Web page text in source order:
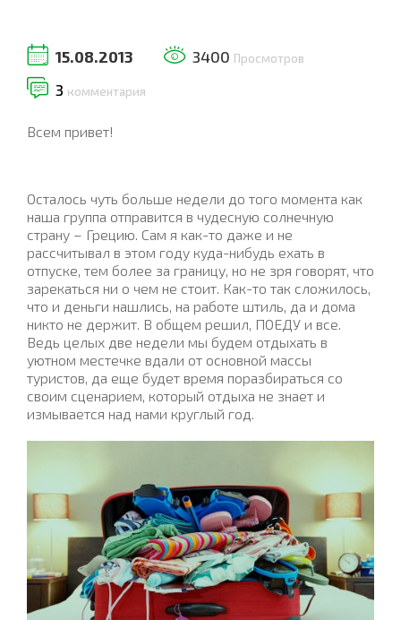
15.08.2013 3400 Просмотров
3 комментария
Всем привет!
Осталось чуть больше недели до того момента как
наша группа отправится в чудесную солнечную
страну – Грецию. Сам я как-то даже и не
рассчитывал в этом году куда-нибудь ехать в
отпуске, тем более за границу, но не зря говорят, что
зарекаться ни о чем не стоит. Как-то так сложилось,
что и деньги нашлись, на работе штиль, да и дома
никто не держит. В общем решил, ПОЕДУ и все.
Ведь целых две недели мы будем отдыхать в
уютном местечке вдали от основной массы
туристов, да еще будет время поразбираться со
своим сценарием, который отдыха не знает и
измывается над нами круглый год.